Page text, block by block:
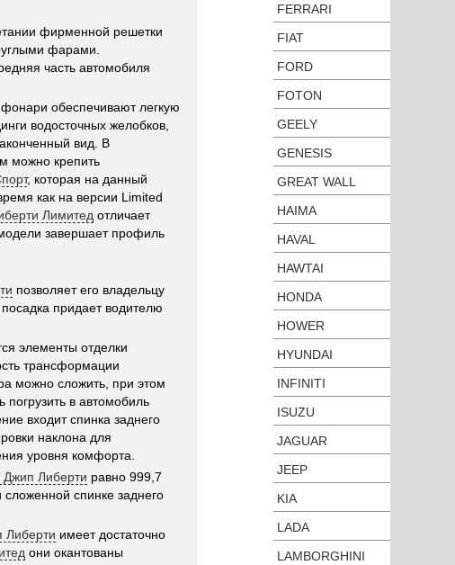
фирменной решетки
фарами.
часть автомобиля
обеспечивают легкую
водосточных желобков,
вид. В
можно крепить
, которая на данный
как на версии Limited
Лимитед отличает
завершает профиль
позволяет его владельцу
придает водителю
элементы отделки
трансформации
можно сложить, при этом
погрузить в автомобиль
входит спинка заднего
наклона для
уровня комфорта.
Либерти равно 999,7
спинке заднего
Либерти имеет достаточно
они окантованы
FERRARI
FIAT
FORD
FOTON
GEELY
GENESIS
GREAT WALL
HAIMA
HAVAL
HAWTAI
HONDA
HOWER
HYUNDAI
INFINITI
ISUZU
JAGUAR
JEEP
KIA
LADA
LAMBORGHINI